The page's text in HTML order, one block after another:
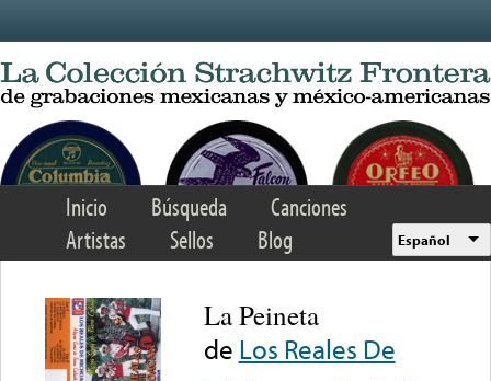
Inicio Búsqueda
Canciones
Artistas
Sellos Blog Español
La Peineta
de Los Reales De